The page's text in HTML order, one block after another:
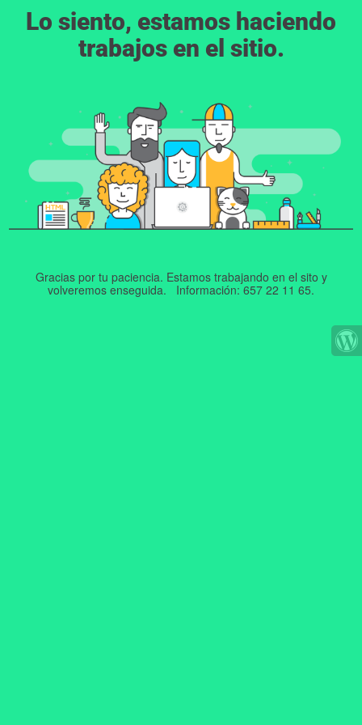
Lo siento, estamos haciendo
trabajos en el sitio.
Gracias por tu paciencia. Estamos trabajando en el sito y
volveremos enseguida. Información: 657 22 11 65.